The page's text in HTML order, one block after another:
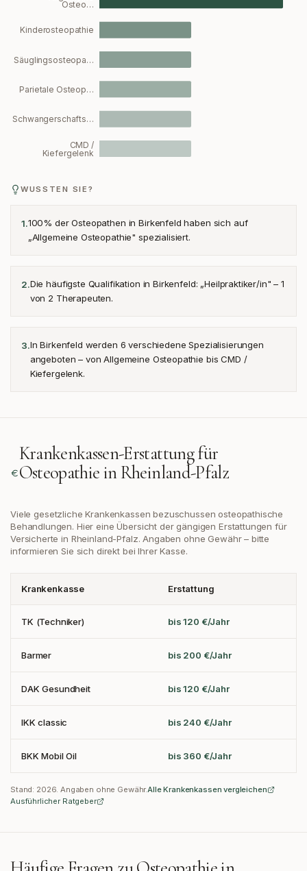
Osteo…
Kinderosteopathie
Säuglingsosteopa…
Parietale Osteop…
Schwangerschafts…
CMD /
Kiefergelenk
WUSSTEN SIE?
1.100% der Osteopathen in Birkenfeld haben sich auf
„Allgemeine Osteopathie" spezialisiert.
2.Die häufigste Qualifikation in Birkenfeld: „Heilpraktiker/in" – 1
von 2 Therapeuten.
3.In Birkenfeld werden 6 verschiedene Spezialisierungen
angeboten – von Allgemeine Osteopathie bis CMD /
Kiefergelenk.
Krankenkassen-Erstattung für
Osteopathie inRheinland-Pfalz
Viele gesetzliche Krankenkassen bezuschussen osteopathische
Behandlungen. Hier eine Übersicht der gängigen Erstattungen für
Versicherte in Rheinland-Pfalz. Angaben ohne Gewähr – bitte
informieren Sie sich direkt bei Ihrer Kasse.
Krankenkasse Erstattung
TK (Techniker) bis 120 €/Jahr
Barmer bis 200 €/Jahr
DAK Gesundheit bis 120 €/Jahr
IKK classic bis 240 €/Jahr
BKK Mobil Oil bis 360 €/Jahr
Stand: 2026 . Angaben ohne Gewähr. Alle Krankenkassen vergleichen
Ausführlicher Ratgeber